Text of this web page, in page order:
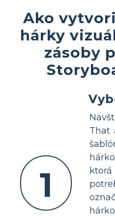
Ako
hárky
zásoby
1
That